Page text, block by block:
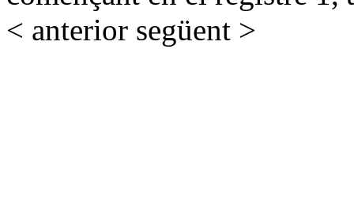
< anterior següent >